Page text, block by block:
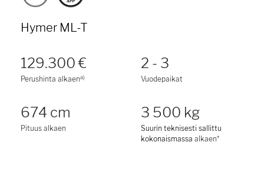
Hymer ML-T
129.300 €
Perushinta alkaena)
2 - 3
Vuodepaikat
674 cm
Pituus alkaen
3 500 kg
Suurin teknisesti sallittu
kokonaismassa alkaen*